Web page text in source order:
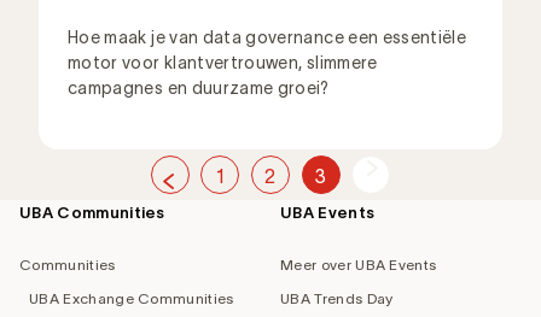
Hoe maak je van data governance een essentiële
motor voor klantvertrouwen, slimmere
campagnes en duurzame groei?
1 2
3
Footer
UBA Communities
Communities
UBA Exchange Communities
UBA Events
Meer over UBA Events
UBA Trends Day